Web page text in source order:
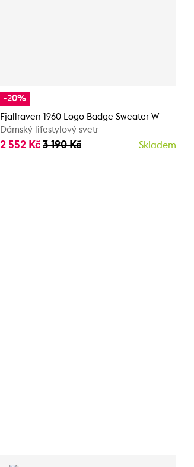
-20%
Fjällräven 1960 Logo Badge Sweater W
Dámský lifestylový svetr
2 552 Kč 3 190 Kč Skladem